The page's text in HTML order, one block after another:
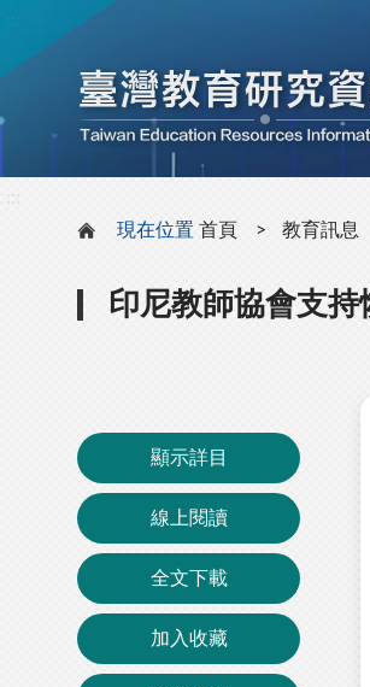
現在位置 首頁 教育訊息
印尼教師協會支
顯示詳目
線上閱讀
全文下載
加入收藏